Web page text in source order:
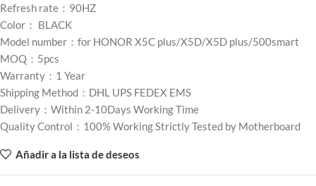
Refresh rate：90HZ
Color： BLACK
Model number：for HONOR X5C plus/X5D/X5D plus/500smart
MOQ：5pcs
Warranty：1 Year
Shipping Method：DHL UPS FEDEX EMS
Delivery：Within 2-10Days Working Time
Quality Control：100% Working Strictly Tested by Motherboard
Añadir a la lista de deseos